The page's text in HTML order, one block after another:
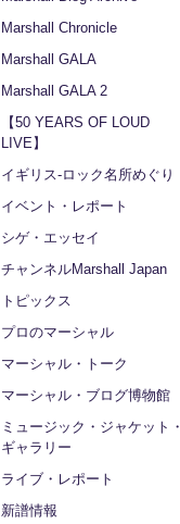
Marshall Chronicle
Marshall GALA
Marshall GALA 2
【50 YEARS OF LOUD
LIVE】
イギリス‐ロック名所めぐり
イベント・レポート
シゲ・エッセイ
チャンネルMarshall Japan
トピックス
プロのマーシャル
マーシャル・トーク
マーシャル・ブログ博物館
ミュージック・ジャケット・
ギャラリー
ライブ・レポート
新譜情報